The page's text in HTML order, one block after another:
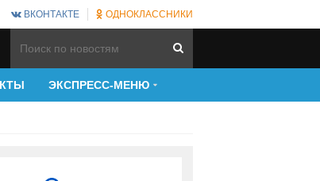
ВКОНТАКТЕ ОДНОКЛАССНИКИ
ЭКСПРЕСС-МЕНЮ